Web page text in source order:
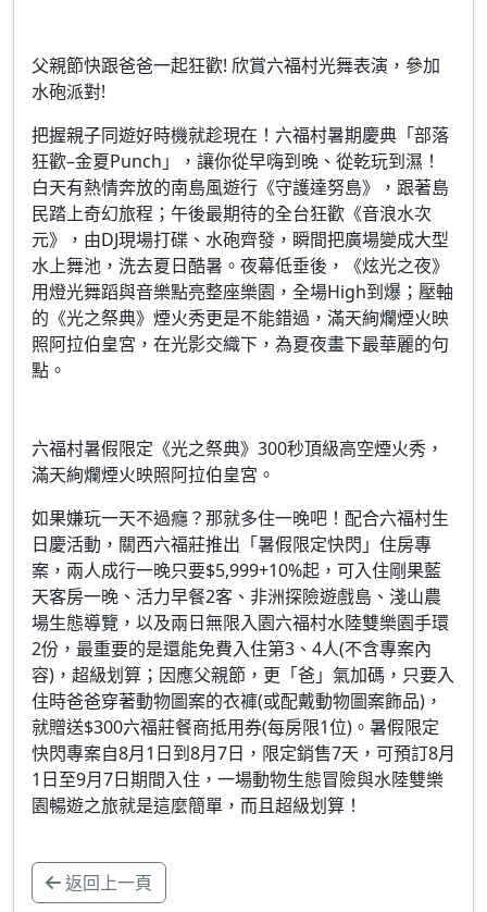
父親節快跟爸爸一起狂歡! 欣賞六福村光舞表演，參加
水砲派對!
把握親子同遊好時機就趁現在！六福村暑期慶典「部落
狂歡–金夏Punch」，讓你從早嗨到晚、從乾玩到濕！
白天有熱情奔放的南島風遊行《守護達努島》，跟著島
民踏上奇幻旅程；午後最期待的全台狂歡《音浪水次
元》，由DJ現場打碟、水砲齊發，瞬間把廣場變成大型
水上舞池，洗去夏日酷暑。夜幕低垂後，《炫光之夜》
用燈光舞蹈與音樂點亮整座樂園，全場High到爆；壓軸
的《光之祭典》煙火秀更是不能錯過，滿天絢爛煙火映
照阿拉伯皇宮，在光影交織下，為夏夜畫下最華麗的句
點。
六福村暑假限定《光之祭典》300秒頂級高空煙火秀，
滿天絢爛煙火映照阿拉伯皇宮。
如果嫌玩一天不過癮？那就多住一晚吧！配合六福村生
日慶活動，關西六福莊推出「暑假限定快閃」住房專
案，兩人成行一晚只要$5,999+10%起，可入住剛果藍
天客房一晚、活力早餐2客、非洲探險遊戲島、淺山農
場生態導覽，以及兩日無限入園六福村水陸雙樂園手環
2份，最重要的是還能免費入住第3、4人(不含專案內
容)，超級划算；因應父親節，更「爸」氣加碼，只要入
住時爸爸穿著動物圖案的衣褲(或配戴動物圖案飾品)，
就贈送$300六福莊餐商抵用券(每房限1位)。暑假限定
快閃專案自8月1日到8月7日，限定銷售7天，可預訂8月
1日至9月7日期間入住，一場動物生態冒險與水陸雙樂
園暢遊之旅就是這麼簡單，而且超級划算！
返回上一頁